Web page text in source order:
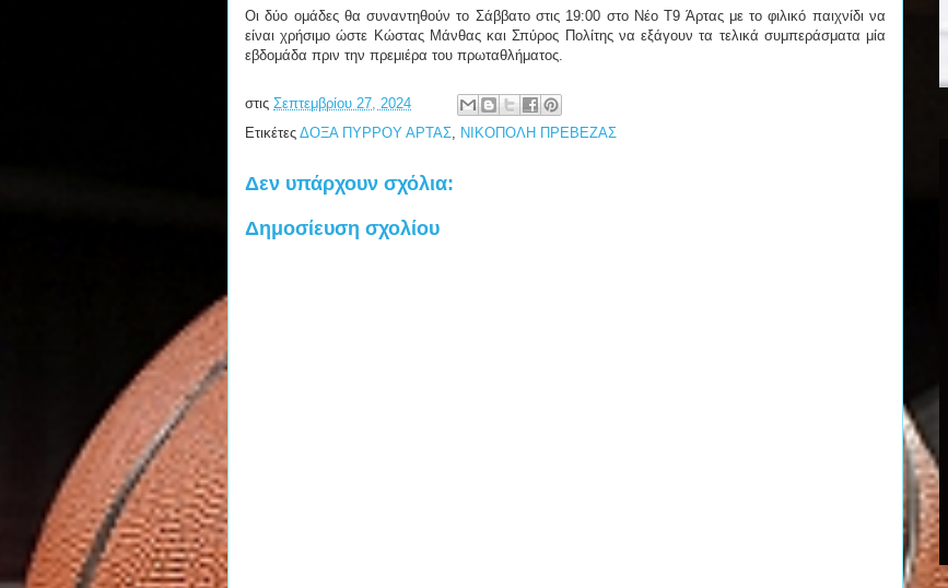
Οι δύο ομάδες θα συναντηθούν το Σάββατο στις 19:00 στο Νέο Τ9 Άρτας με το φιλικό παιχνίδι να
είναι χρήσιμο ώστε Κώστας Μάνθας και Σπύρος Πολίτης να εξάγουν τα τελικά συμπεράσματα μία
εβδομάδα πριν την πρεμιέρα του πρωταθλήματος.
στις Σεπτεμβρίου 27, 2024
Ετικέτες ΔΟΞΑ ΠΥΡΡΟΥ ΑΡΤΑΣ, ΝΙΚΟΠΟΛΗ ΠΡΕΒΕΖΑΣ
Δεν υπάρχουν σχόλια:
Δημοσίευση σχολίου